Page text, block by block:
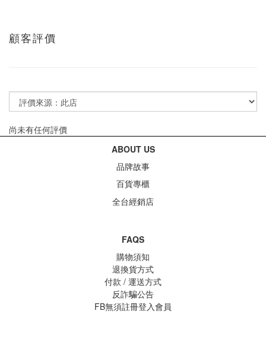
顧客評價
尚未有任何評價
ABOUT US
品牌故事
百貨專櫃
全台經銷店
FAQS
購物須知
退換貨方式
付款 / 運送方式
反詐騙公告
FB無須註冊登入會員